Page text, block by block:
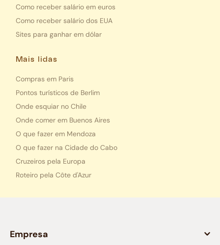
Como receber salário em euros
Como receber salário dos EUA
Sites para ganhar em dólar
Mais lidas
Compras em Paris
Pontos turísticos de Berlim
Onde esquiar no Chile
Onde comer em Buenos Aires
O que fazer em Mendoza
O que fazer na Cidade do Cabo
Cruzeiros pela Europa
Roteiro pela Côte d'Azur
Empresa